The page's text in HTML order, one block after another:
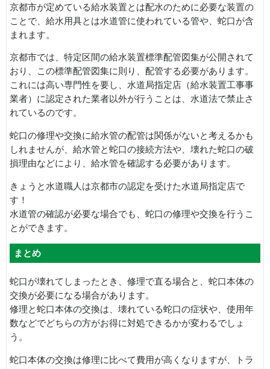
京都市が定めている給水装置とは配水のために必要な装置の
ことで、給水用具とは水道管に使われている管や、蛇口が含
まれます。
京都市では、特定区間の給水装置標準配管図集が公開されて
おり、この標準配管図集に則り、配管する必要があります。
これには高い専門性を要し、水道局指定店（給水装置工事事
業者）に認定された業者以外が行うことは、水道法で禁止さ
れているのです。
蛇口の修理や交換に給水管の配管は関係がないと考えるかも
しれませんが、給水管と蛇口の接続方法や、壊れた蛇口の破
損理由などにより、給水管を確認する必要があります。
きょうと水道職人は京都市の認定を受けた水道局指定店で
す！
水道管の確認が必要な場合でも、蛇口の修理や交換を行うこ
とができます。
まとめ
蛇口が壊れてしまったとき、修理で直る場合と、蛇口本体の
交換が必要になる場合があります。
修理と蛇口本体の交換は、壊れている蛇口の症状や、使用年
数などでどちらの方がお得に対処できるかが変わるでしょ
う。
蛇口本体の交換は修理に比べて費用が高くなりますが、トラ